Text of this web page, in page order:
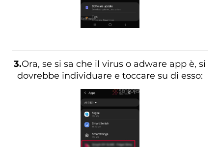
3.Ora, se si sa che il virus o adware app è, si
dovrebbe individuare e toccare su di esso: